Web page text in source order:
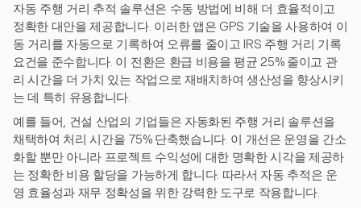
자동 주행 거리 추적 솔루션은 수동 방법에 비해 더 효율적이고
정확한 대안을 제공합니다. 이러한 앱은 GPS 기술을 사용하여 이
동 거리를 자동으로 기록하여 오류를 줄이고 IRS 주행 거리 기록
요건을 준수합니다. 이 전환은 환급 비용을 평균 25% 줄이고 관
리 시간을 더 가치 있는 작업으로 재배치하여 생산성을 향상시키
는 데 특히 유용합니다.
예를 들어, 건설 산업의 기업들은 자동화된 주행 거리 솔루션을
채택하여 처리 시간을 75% 단축했습니다. 이 개선은 운영을 간소
화할 뿐만 아니라 프로젝트 수익성에 대한 명확한 시각을 제공하
는 정확한 비용 할당을 가능하게 합니다. 따라서 자동 추적은 운
영 효율성과 재무 정확성을 위한 강력한 도구로 작용합니다.